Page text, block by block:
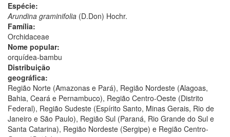
Espécie:
Arundina graminifolia (D.Don) Hochr.
Família:
Orchidaceae
Nome popular:
orquídea-bambu
Distribuição
geográfica:
Região Norte (Amazonas e Pará), Região Nordeste (Alagoas,
Bahia, Ceará e Pernambuco), Região Centro-Oeste (Distrito
Federal), Região Sudeste (Espírito Santo, Minas Gerais, Rio de
Janeiro e São Paulo), Região Sul (Paraná, Rio Grande do Sul e
Santa Catarina), Região Nordeste (Sergipe) e Região Centro-